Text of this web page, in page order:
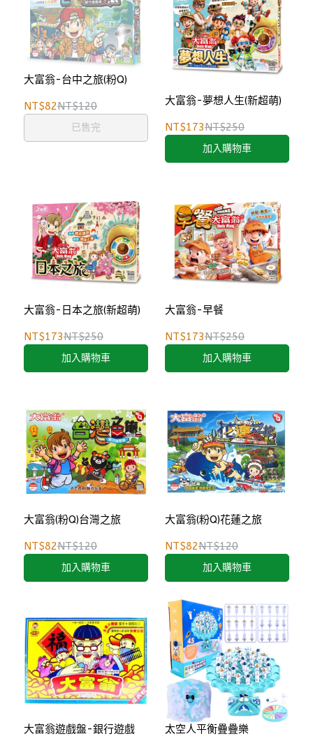
大富翁-台中之旅(粉Q)
NT$82NT$120
已售完
大富翁-夢想人生(新超萌)
NT$173NT$250
加入購物車
大富翁-日本之旅(新超萌)
NT$173NT$250
加入購物車
大富翁-早餐
NT$173NT$250
加入購物車
大富翁(粉Q)台灣之旅
NT$82NT$120
加入購物車
大富翁(粉Q)花蓮之旅
NT$82NT$120
加入購物車
大富翁遊戲盤-銀行遊戲 太空人平衡疊疊樂